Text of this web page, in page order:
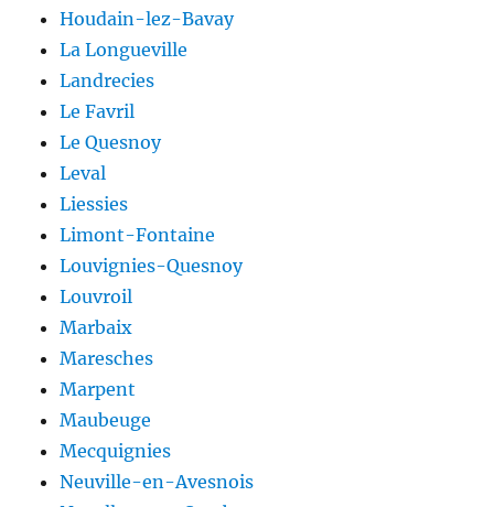
Houdain-lez-Bavay
La Longueville
Landrecies
Le Favril
Le Quesnoy
Leval
Liessies
Limont-Fontaine
Louvignies-Quesnoy
Louvroil
Marbaix
Maresches
Marpent
Maubeuge
Mecquignies
Neuville-en-Avesnois